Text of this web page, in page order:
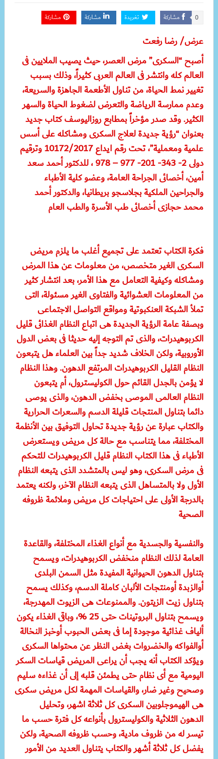
مشاركة 0 تغريدة مشاركة مشاركة
عرض/ رضا رفعت
أصبح “السكرى” مرض العصر، حيث يصيب الملايين فى
العالم كله وانتشر فى العالم العربى كثيراً، وذلك بسبب
تغيير نمط الحياة، من تناول الأطعمة الجاهزة والسريعة،
وعدم ممارسة الرياضة والتعرض لضغوط الحياة والسهر
الكثير. وقد صدر مؤخراً بمطابع روزاليوسف كتاب جديد
بعنوان “رؤية جديدة لعلاج السكرى ومشاكله على أسس
علمية ومعملية”، تحت رقم ايداع 10172/2017 وترقيم
دولى 2- 343- 201- 977 – 978 ، للدكتور أحمد سعد
أمين، أخصائى الجراحة العامة، وعضو كلية الأطباء
والجراحين الملكية بجلاسجو بريطانيا، والدكتور أحمد
محمد حجازى أخصائى طب الأسرة والطب العام
فكرة الكتاب تعتمد على تجميع أغلب ما يلزم مريض
السكرى الغير متخصص، من معلومات عن هذا المرض
ومشاكله وكيفية التعامل مع هذا الأمر، بعد انتشار كثير
من المعلومات العشوائية والفتاوى الغير مسئولة، التى
تملأ الشبكة العنكبوتية ومواقع التواصل الاجتماعى
وبصفة عامة الرؤية الجديدة هى اتباع النظام الغذائى قليل
الكربوهيدرات، والذى تم التوجه إليه حديثا فى بعض الدول
الأوروبية، ولكن الخلاف شديد جداً بين العلماء هل يتبعون
النظام القليل الكربوهيدرات المرتفع الدهون. وهذا النظام
لا يؤمن بالجدل القائم حول الكوليسترول، أم يتبعون
النظام العالمى الموصى بخفض الدهون، والذى يوصى
دائما بتناول المنتجات قليلة الدسم والسعرات الحرارية
والكتاب عبارة عن رؤية جديدة تحاول التوفيق بين الأنظمة
المختلفة، مما يتناسب مع حالة كل مريض ويستعرض
الأطباء فى هذا الكتاب النظام قليل الكربوهيدرات للتحكم
فى مرض السكرى، وهو ليس بالمتشدد الذى يتبعه النظام
الأول ولا بالمتساهل الذى يتبعه النظام الآخر، ولكنه يعتمد
بالدرجة الأولى على احتياجات كل مريض وملائمة ظروفه
الصحية
والنفسية والجسدية مع أنواع الغذاء المختلفة، والقاعدة
العامة لذلك النظام منخفض الكربوهيدرات، ويسمح
بتناول الدهون الحيوانية المفيدة مثل السمن البلدى
أوالزبدة أومنتجات الألبان كاملة الدسم، وكذلك يسمح
بتناول زيت الزيتون. والممنوعات هى الزيوت المهدرجة،
ويسمح بتناول البروتينات حتى 25 %، وباقى الغذاء يكون
ألياف غذائية موجودة إما فى بعض الحبوب أوخبز النخالة
أوالفواكه والخضروات بغض النظر عن محتواها السكرى
ويؤكد الكتاب أنه يجب أن يراعى المريض قياسات السكر
اليومية مع أى نظام حتى يطمئن قلبه إلى أن غذاءه سليم
وصحيح وغير ضار، والقياسات المهمة لكل مريض سكرى
هى الهيموجلوبين السكرى كل ثلاثة اشهر، وتحليل
الدهون الثلاثية والكوليسترول بأنواعه كل فترة حسب ما
تيسر له من ظروف مادية، وحسب ظروفه الصحية، ولكن
يفضل كل ثلاثة أشهر والكتاب يتناول العديد من الأمور